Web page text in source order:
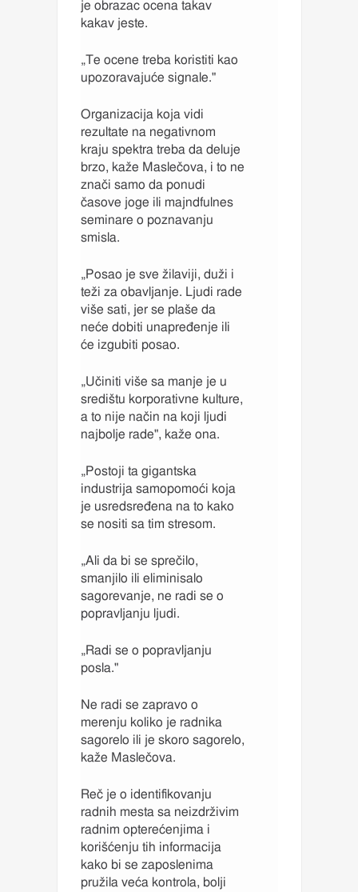
je obrazac ocena takav
kakav jeste.
„Te ocene treba koristiti kao
upozoravajuće signale."
Organizacija koja vidi
rezultate na negativnom
kraju spektra treba da deluje
brzo, kaže Maslečova, i to ne
znači samo da ponudi
časove joge ili majndfulnes
seminare o poznavanju
smisla.
„Posao je sve žilaviji, duži i
teži za obavljanje. Ljudi rade
više sati, jer se plaše da
neće dobiti unapređenje ili
će izgubiti posao.
„Učiniti više sa manje je u
središtu korporativne kulture,
a to nije način na koji ljudi
najbolje rade", kaže ona.
„Postoji ta gigantska
industrija samopomoći koja
je usredsređena na to kako
se nositi sa tim stresom.
„Ali da bi se sprečilo,
smanjilo ili eliminisalo
sagorevanje, ne radi se o
popravljanju ljudi.
„Radi se o popravljanju
posla."
Ne radi se zapravo o
merenju koliko je radnika
sagorelo ili je skoro sagorelo,
kaže Maslečova.
Reč je o identifikovanju
radnih mesta sa neizdrživim
radnim opterećenjima i
korišćenju tih informacija
kako bi se zaposlenima
pružila veća kontrola, bolji